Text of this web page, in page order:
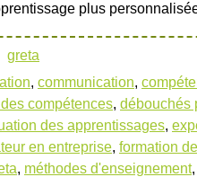
plus
greta
, communication,
compétences, débouchés
des apprentissages,
en entreprise, formation
, méthodes d'enseignement,